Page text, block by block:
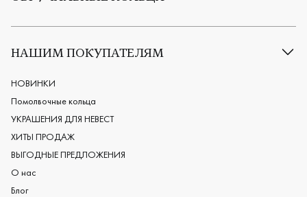
Все обручальные кольца
Европейские обручальные кольца
Мужские обручальные кольца
Женские обручальные кольца
Обручальные кольца из платины
Дизайнерские обручальные кольца
Черные обручальные кольца
НАШИМ ПОКУПАТЕЛЯМ
НОВИНКИ
Помолвочные кольца
УКРАШЕНИЯ ДЛЯ НЕВЕСТ
ХИТЫ ПРОДАЖ
ВЫГОДНЫЕ ПРЕДЛОЖЕНИЯ
О нас
Блог